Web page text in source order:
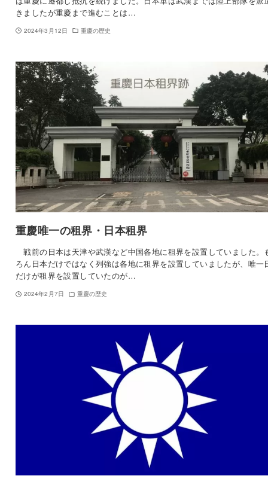
きましたが重慶まで進むことは…
2024年3月12日 重慶の歴史
重慶唯一の租界・日本租界
戦前の日本は天津や武漢など中国各地に租界を設置していました。
ろん日本だけではなく列強は各地に租界を設置していましたが、唯一
だけが租界を設置していたのが…
2024年2月7日 重慶の歴史